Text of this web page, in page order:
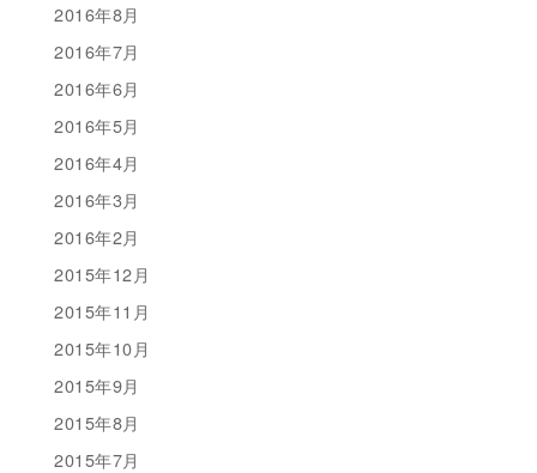
2016年8月
2016年7月
2016年6月
2016年5月
2016年4月
2016年3月
2016年2月
2015年12月
2015年11月
2015年10月
2015年9月
2015年8月
2015年7月